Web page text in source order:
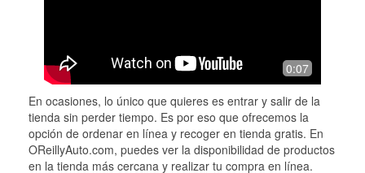
0:07
En ocasiones, lo único que quieres es entrar y salir de la
tienda sin perder tiempo. Es por eso que ofrecemos la
opción de ordenar en línea y recoger en tienda gratis. En
OReillyAuto.com, puedes ver la disponibilidad de productos
en la tienda más cercana y realizar tu compra en línea.